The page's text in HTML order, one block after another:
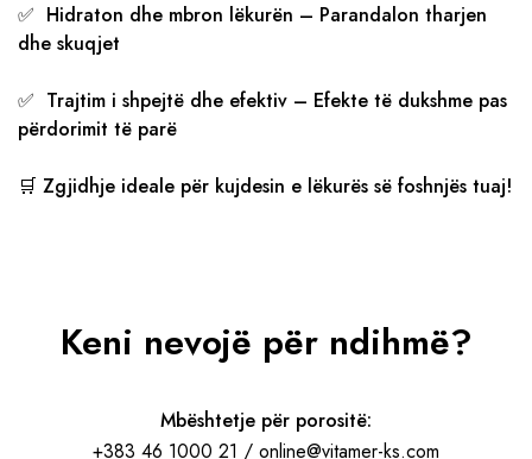
✅ Hidraton dhe mbron lëkurën – Parandalon tharjen
dhe skuqjet
✅ Trajtim i shpejtë dhe efektiv – Efekte të dukshme pas
përdorimit të parë
🛒 Zgjidhje ideale për kujdesin e lëkurës së foshnjës tuaj!
Keni nevojë për ndihmë?
Mbështetje për porositë:
+383 46 1000 21 / online@vitamer-ks.com